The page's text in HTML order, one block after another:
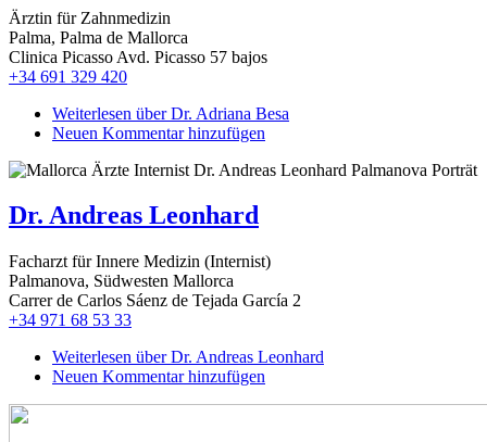
Ärztin für Zahnmedizin
Palma, Palma de Mallorca
Clinica Picasso Avd. Picasso 57 bajos
+34 691 329 420
Weiterlesen über Dr. Adriana Besa
Neuen Kommentar hinzufügen
Dr. Andreas Leonhard
Facharzt für Innere Medizin (Internist)
Palmanova, Südwesten Mallorca
Carrer de Carlos Sáenz de Tejada García 2
+34 971 68 53 33
Weiterlesen über Dr. Andreas Leonhard
Neuen Kommentar hinzufügen